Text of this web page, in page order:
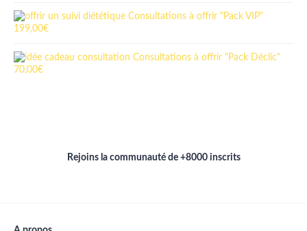
Consultations à offrir "Pack VIP"
199,00€
Consultations à offrir "Pack Déclic"
70,00€
Rejoins la communauté de +8000 inscrits